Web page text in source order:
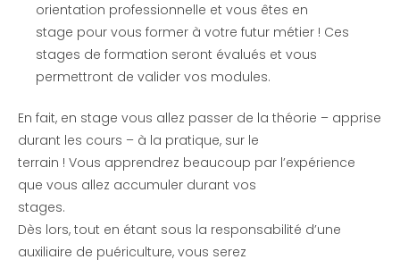
orientation professionnelle et vous êtes en
stage pour vous former à votre futur métier ! Ces
stages de formation seront évalués et vous
permettront de valider vos modules.
En fait, en stage vous allez passer de la théorie – apprise
durant les cours – à la pratique, sur le
terrain ! Vous apprendrez beaucoup par l’expérience
que vous allez accumuler durant vos
stages.
Dès lors, tout en étant sous la responsabilité d’une
auxiliaire de puériculture, vous serez